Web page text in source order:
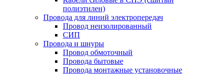
полиэтилен)
Провода для линий электропередач
Провод неизолированный
СИП
Провода и шнуры
Провод обмоточный
Провода бытовые
Провода монтажные установочные